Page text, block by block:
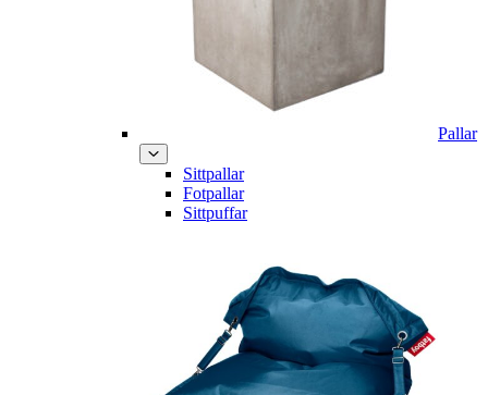
Pallar
Sittpallar
Fotpallar
Sittpuffar